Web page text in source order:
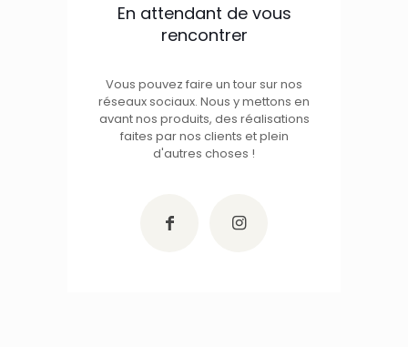
En attendant de vous
rencontrer
Vous pouvez faire un tour sur nos
réseaux sociaux. Nous y mettons en
avant nos produits, des réalisations
faites par nos clients et plein
d'autres choses !